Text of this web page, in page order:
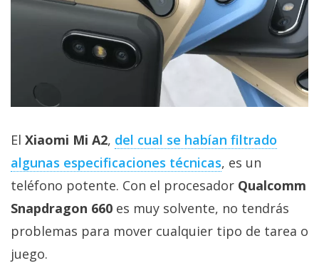
El Xiaomi Mi A2, del cual se habían filtrado
algunas especificaciones técnicas, es un
teléfono potente. Con el procesador Qualcomm
Snapdragon 660 es muy solvente, no tendrás
problemas para mover cualquier tipo de tarea o
juego.